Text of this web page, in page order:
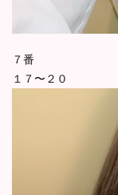
７番
１７〜２０